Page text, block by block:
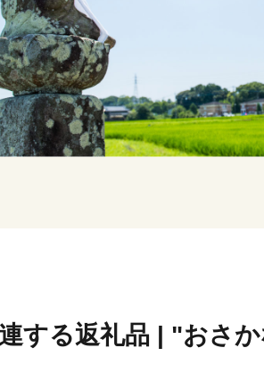
する返礼品 | "おさ